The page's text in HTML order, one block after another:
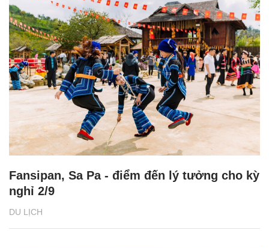
DU LỊCH
Fansipan, Sa Pa - điểm đến lý tưởng cho kỳ
nghỉ 2/9